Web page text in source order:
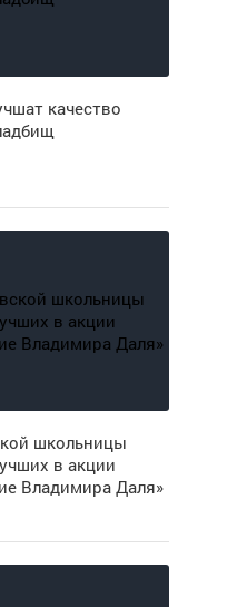
качество
школьницы
в акции
Владимира Даля»